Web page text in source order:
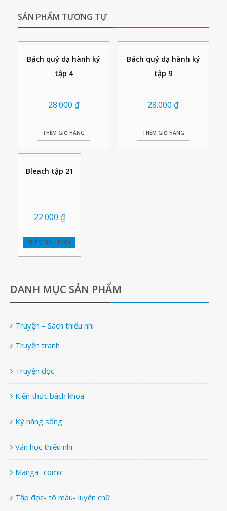
SẢN PHẨM TƯƠNG TỰ
Bách quỷ dạ hành ký
tập 4
28.000 ₫
THÊM GIỎ HÀNG
Bách quỷ dạ hành ký
tập 9
28.000 ₫
THÊM GIỎ HÀNG
Bleach tập 21
22.000 ₫
THÊM GIỎ HÀNG
DANH MỤC SẢN PHẨM
Truyện – Sách thiếu nhi
Truyện tranh
Truyện đọc
Kiến thức bách khoa
Kỹ năng sống
Văn học thiếu nhi
Manga- comic
Tập đọc- tô màu- luyện chữ